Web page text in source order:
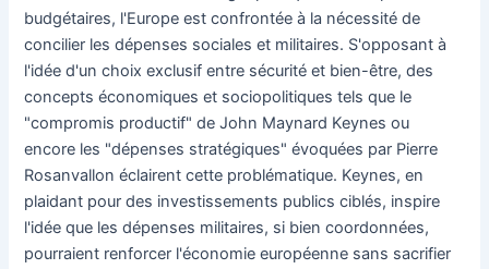
budgétaires, l'Europe est confrontée à la nécessité de
concilier les dépenses sociales et militaires. S'opposant à
l'idée d'un choix exclusif entre sécurité et bien-être, des
concepts économiques et sociopolitiques tels que le
"compromis productif" de John Maynard Keynes ou
encore les "dépenses stratégiques" évoquées par Pierre
Rosanvallon éclairent cette problématique. Keynes, en
plaidant pour des investissements publics ciblés, inspire
l'idée que les dépenses militaires, si bien coordonnées,
pourraient renforcer l'économie européenne sans sacrifier